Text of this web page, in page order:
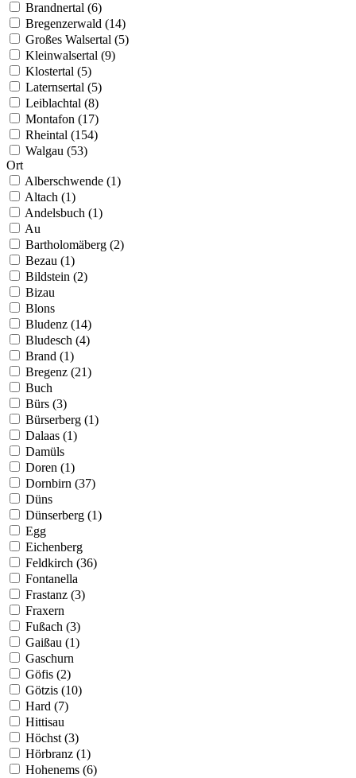
Brandnertal (6)
Bregenzerwald (14)
Großes Walsertal (5)
Kleinwalsertal (9)
Klostertal (5)
Laternsertal (5)
Leiblachtal (8)
Montafon (17)
Rheintal (154)
Walgau (53)
Ort
Alberschwende (1)
Altach (1)
Andelsbuch (1)
Au
Bartholomäberg (2)
Bezau (1)
Bildstein (2)
Bizau
Blons
Bludenz (14)
Bludesch (4)
Brand (1)
Bregenz (21)
Buch
Bürs (3)
Bürserberg (1)
Dalaas (1)
Damüls
Doren (1)
Dornbirn (37)
Düns
Dünserberg (1)
Egg
Eichenberg
Feldkirch (36)
Fontanella
Frastanz (3)
Fraxern
Fußach (3)
Gaißau (1)
Gaschurn
Göfis (2)
Götzis (10)
Hard (7)
Hittisau
Höchst (3)
Hörbranz (1)
Hohenems (6)